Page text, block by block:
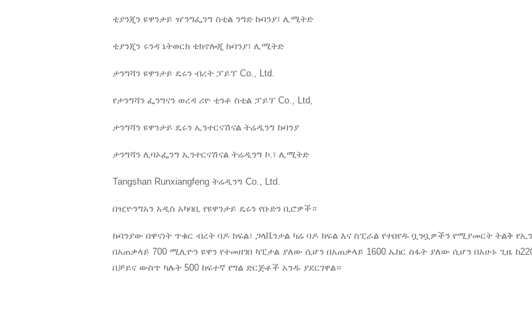
ቲያንጂን ዩዋንታይ ዠንግፌንግ ስቲል ንግድ ኩባንያ፣ ሊሚትድ
ቲያንጂን ሩንዳ ኔትወርክ ቴክኖሎጂ ኩባንያ፣ ሊሚትድ
ታንግሻን ዩዋንታይ ዴሩን ብረት ፓይፕ Co., Ltd.
የታንግሻን ፌንግናን ወረዳ ሪዮ ቲንቶ ስቲል ፓይፕ Co., Ltd,
ታንግሻን ዩዋንታይ ዴሩን ኢንተርናሽናል ትሬዲንግ ኩባንያ
ታንግሻን ሊባኦፌንግ ኢንተርናሽናል ትሬዲንግ ኮ.፣ ሊሚትድ
Tangshan Runxiangfeng ትሬዲንግ Co., Ltd.
በዢዮንግአን አዲስ አካባቢ የዩዋንታይ ዴሩን የቡድን ቢሮዎች።
ኩባንያው በዋናነት ጥቁር ብረት ባዶ ክፍል፣ ጋላቬንታል ካሬ ባዶ ክፍል እና ስፒራል የተበየዱ ቧንቧዎችን የሚያመርት ትልቅ
በአጠቃላይ 700 ሚሊዮን ዩዋን የተመዘገበ ካፒታል ያለው ሲሆን በአጠቃላይ 1600 ኤከር ስፋት ያለው ሲሆን በአሁኑ ጊዜ
በቻይና ውስጥ ካሉት 500 ከፍተኛ የግል ድርጅቶች አንዱ ያደርገዋል።